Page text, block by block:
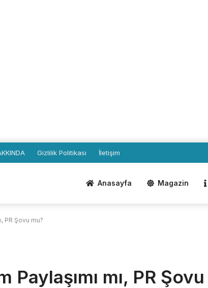
Gizlilik Politikası İletişim
Anasayfa Magazin
PR Şovu mu?
Paylaşımı mı, PR Şovu